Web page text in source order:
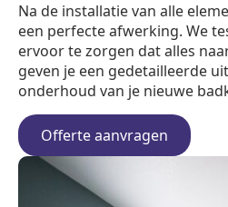
Na de installatie van alle
een perfecte afwerking. We
ervoor te zorgen dat alles
geven je een gedetailleerde
onderhoud van je nieuwe
Offerte aanvragen